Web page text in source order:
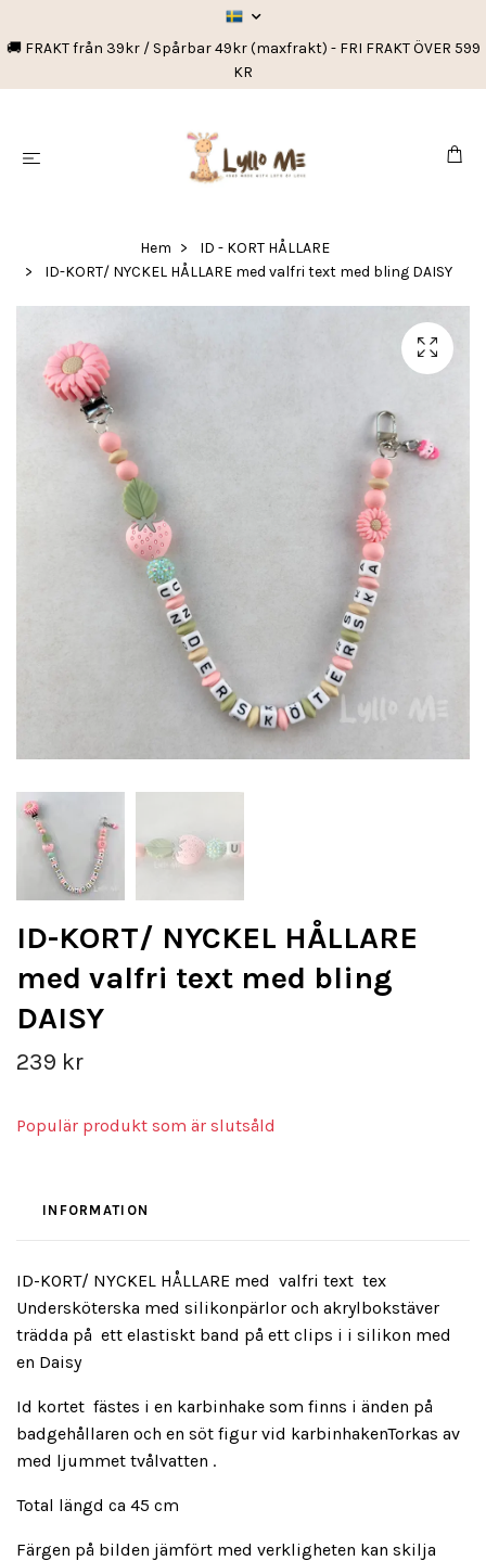
🚚 FRAKT från 39kr / Spårbar 49kr (maxfrakt) - FRI FRAKT ÖVER 599
KR
Hem
ID - KORT HÅLLARE
ID-KORT/ NYCKEL HÅLLARE med valfri text med bling DAISY
ID-KORT/ NYCKEL HÅLLARE
med valfri text med bling
DAISY
239 kr
Populär produkt som är slutsåld
INFORMATION
ID-KORT/ NYCKEL HÅLLARE med valfri text tex
Undersköterska med silikonpärlor och akrylbokstäver
trädda på ett elastiskt band på ett clips i i silikon med
en Daisy
Id kortet fästes i en karbinhake som finns i änden på
badgehållaren och en söt figur vid karbinhakenTorkas av
med ljummet tvålvatten .
Total längd ca 45 cm
Färgen på bilden jämfört med verkligheten kan skilja